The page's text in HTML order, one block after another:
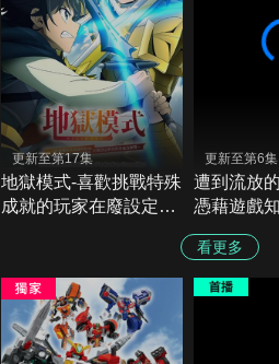
更新至第17集
地獄模式-喜歡挑戰特殊
成就的玩家在廢設定的
更新至第6集
遭到流放
憑藉遊戲
看更多